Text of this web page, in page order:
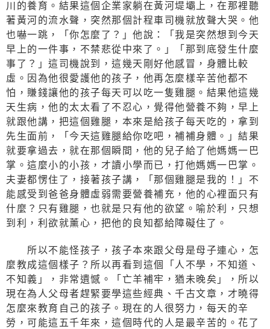
川的養育。結果這個企業家躺在黃河堤壩上，在那裡聽
著黃河的流水聲，突然那個計程車司機就放聲大哭。他
也嚇一跳，「你怎麼了？」他說：「我是突然想到今天
早上的一件事，不禁悲從中來了。」「那到底發生什麼
事了？」這司機說到，這幾天剛好他感冒，身體比較
虛。因為他很愛護他的孩子，他再怎麼樣辛苦他都不
怕，賺錢讓他的孩子每天可以吃一隻雞腿。結果他這幾
天生病，他的太太看了不忍心，覺得他營養不夠，早上
就跟他講，把這個雞腿，本來是給孩子每天吃的，拿到
先生面前，「今天這雞腿給你吃吧，補補身體。」結果
就要拿過去，就在那個瞬間，他的兒子給了他媽媽一巴
掌。這麼小的小孩，才讀小學而已，打他媽媽一巴掌。
夫妻都愣住了，接著孩子講，「那個雞腿是我的！」不
能感受到爸爸身體虛弱需要營養補充，他的心裡面只有
什麼？只有雞腿，也就是只有他的欲望。喻於利，只想
到利，利欲就薰心，把他的良知都給障礙住了。
所以不能怪孩子，孩子本來跟父母是母子連心，怎
麼教成這個樣子？所以再看到這個「人不學，不知道、
不知義」，非常遺憾。「亡羊補牢，猶未晚矣」，所以
現在為人父母者趕緊要學這些經典、千古文章，才曉得
怎麼來教育自己的孩子。現在的人很努力，每天的辛
勞，可能這五千年來，這個時代的人是最辛苦的。花了